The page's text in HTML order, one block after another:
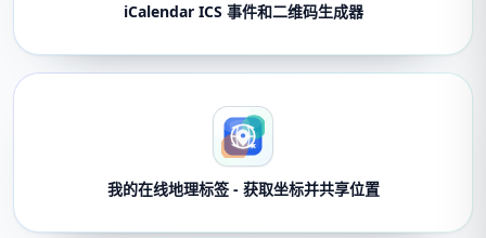
iCalendar ICS 事件和二维码生成器
我的在线地理标签 - 获取坐标并共享位置